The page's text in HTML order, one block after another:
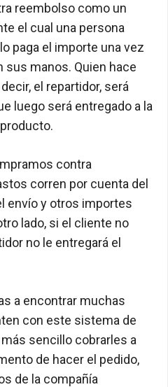
reembolso como un
el cual una persona
paga el importe una vez
sus manos. Quien hace
el repartidor, será
luego será entregado a la
contra
corren por cuenta del
envío y otros importes
lado, si el cliente no
no le entregará el
a encontrar muchas
con este sistema de
sencillo cobrarles a
de hacer el pedido,
de la compañía